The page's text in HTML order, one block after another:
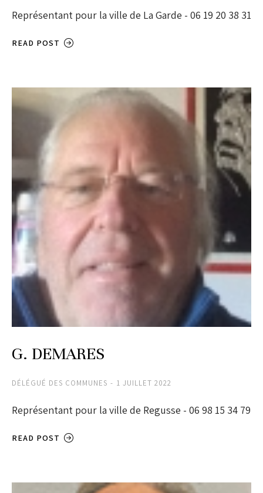
Représentant pour la ville de La Garde - 06 19 20 38 31
READ POST
G. DEMARES
DÉLÉGUÉ DES COMMUNES 1 JUILLET 2022
Représentant pour la ville de Regusse - 06 98 15 34 79
READ POST